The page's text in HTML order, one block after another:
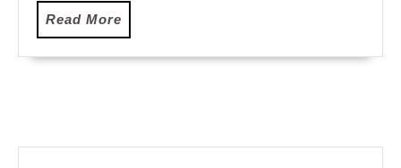
Read More
More